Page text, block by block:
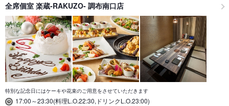
全席個室 楽蔵‐RAKUZO‐ 調布南口店
特別な記念日にはケーキや花束のご用意をさせていただきます
17:00～23:30(料理L.O.22:30,ドリンクL.O.23:00)